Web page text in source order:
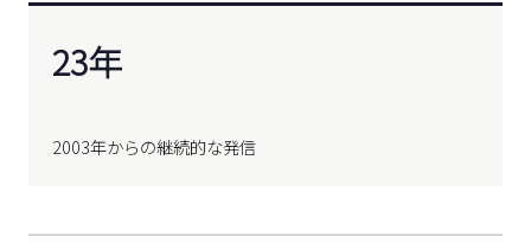
23年
2003年からの継続的な発信